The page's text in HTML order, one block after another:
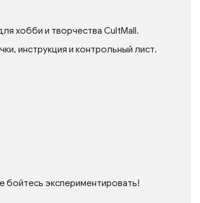
хобби и творчества CultMall.
инструкция и контрольный лист.
бойтесь экспериментировать!